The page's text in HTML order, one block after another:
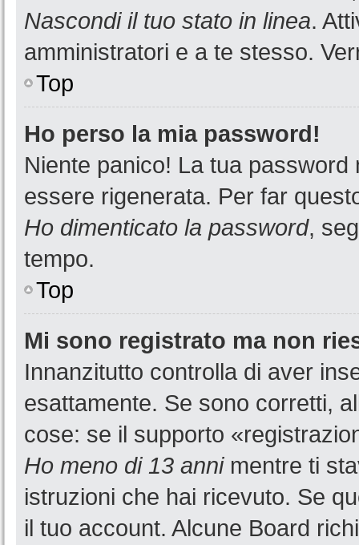
Nascondi il tuo stato in linea.
amministratori e a te stesso.
Top
Ho perso la mia password!
Niente panico! La tua
essere rigenerata. Per far
Ho dimenticato la password,
tempo.
Top
Mi sono registrato ma non
Innanzitutto controlla di aver
esattamente. Se sono corretti,
cose: se il supporto
Ho meno di 13 annimentre ti
istruzioni che hai ricevuto. Se
il tuo account. Alcune Board